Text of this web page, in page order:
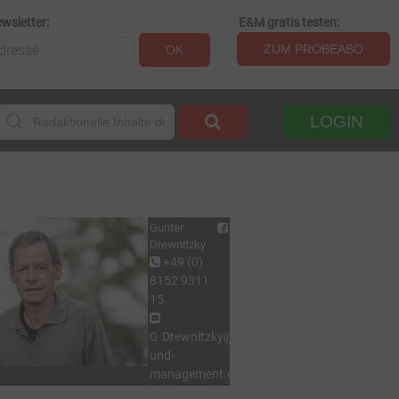
OK
E&M gratis testen:
ZUM PROBEABO
LOGIN
Günter
Drewnitzky
+49 (0)
8152 9311
15
G.Drewnitzky@energie-
und-
management.de